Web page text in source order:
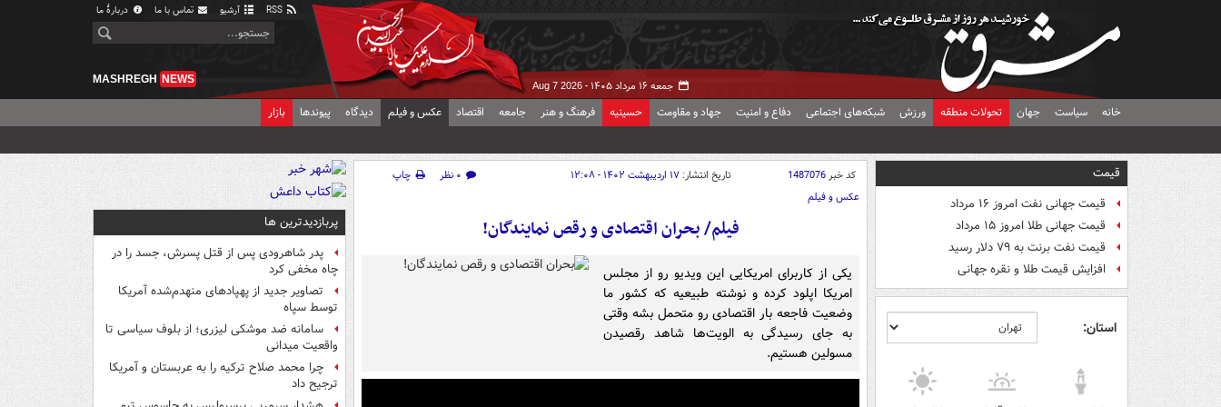
آرشیو تماس با ما دربارهٔ ما
جمعه ۱۶ مرداد ۱۴۰۵ - Aug 7 2026
MASHREGH NEWS
خانه سیاست جهان تحولات منطقه ورزش شبکه‌های اجتماعی دفاع و امنیت جهاد و مقاومت حسینیه فرهنگ و هنر جامعه اقتصاد عکس و فیلم دیدگاه پیوندها بازار
قیمت
قیمت جهانی نفت امروز ۱۶ مرداد
قیمت جهانی طلا امروز ۱۵ مرداد
قیمت نفت برنت به ۷۹ دلار رسید
افزایش قیمت طلا و نقره جهانی
استان:
کد خبر1487076 تاریخ انتشار: ۱۷ اردیبهشت ۱۴۰۲ - ۱۲:۰۸ ۰ نظر
چاپ
عکس و فیلم
فیلم/ بحران اقتصادی و رقص نمایندگان!
یکی از کاربرای امریکایی این ویدیو رو از مجلس
امریکا اپلود کرده و نوشته طبیعیه که کشور ما
وضعیت فاجعه بار اقتصادی رو متحمل بشه وقتی
به جای رسیدگی به الویت‌ها شاهد رقصیدن
مسولین هستیم.
پربازدیدترین ها
پدر شاهرودی پس از قتل پسرش، جسد را در
چاه مخفی کرد
تصاویر جدید از پهپادهای منهدم‌شده آمریکا
توسط سپاه
سامانه ضد موشکی لیزری؛ از بلوف سیاسی تا
واقعیت میدانی
چرا محمد صلاح ترکیه را به عربستان و آمریکا
ترجیح داد